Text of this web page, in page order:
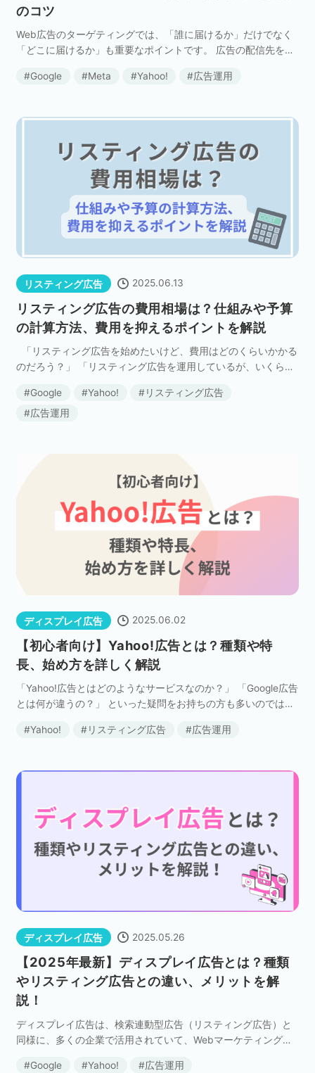
のコツ
Web広告のターゲティングでは、「誰に届けるか」だけでなく
「どこに届けるか」も重要なポイントです。 広告の配信先を指
込み顧客が集まりやすい場所に効率的にアプローチで […]
Google Meta Yahoo! 広告運用
リスティング広告 2025.06.13
リスティング広告の費用相場は？仕組みや予算
の計算方法、費用を抑えるポイントを解説
「リスティング広告を始めたいけど、費用はどのくらいかかる
のだろう？」 「リスティング広告を運用しているが、いくら投
はないでしょうか。 リスティング広 […]
Google Yahoo!
リスティング広告
広告運用
ディスプレイ広告 2025.06.02
【初心者向け】Yahoo!広告とは？種類や特
長、始め方を詳しく解説
「Yahoo!広告とはどのようなサービスなのか？」 「Google広告
とは何が違うの？」 といった疑問をお持ちの方も多いのではな
「Yahoo! JAPAN」を […]
Yahoo! リスティング広告 広告運用
ディスプレイ広告 2025.05.26
【2025年最新】ディスプレイ広告とは？種類
やリスティング広告との違い、メリットを解
説！
ディスプレイ広告は、検索連動型広告（リスティング広告）と
同様に、多くの企業で活用されていて、Webマーケティングに
も成果が出るとは限りません。ディスプレイ広告の成 […]
Google Yahoo! 広告運用